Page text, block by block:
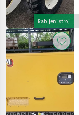
Rabljeni stroj